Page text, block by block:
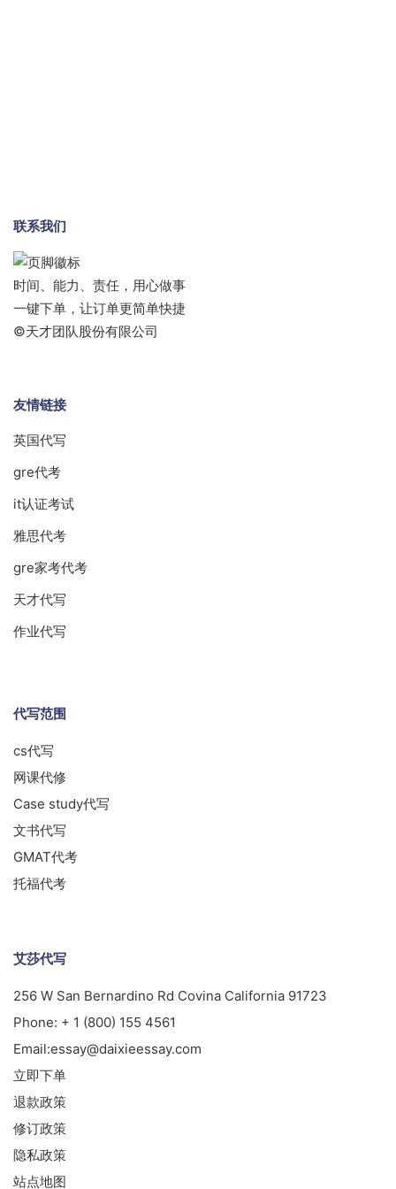
联系我们
时间、能力、责任，用心做事
一键下单，让订单更简单快捷
©天才团队股份有限公司
友情链接
英国代写
gre代考
it认证考试
雅思代考
gre家考代考
天才代写
作业代写
代写范围
cs代写
网课代修
Case study代写
文书代写
GMAT代考
托福代考
艾莎代写
256 W San Bernardino Rd Covina California 91723
Phone: + 1 (800) 155 4561
Email:essay@daixieessay.com
立即下单
退款政策
修订政策
隐私政策
站点地图